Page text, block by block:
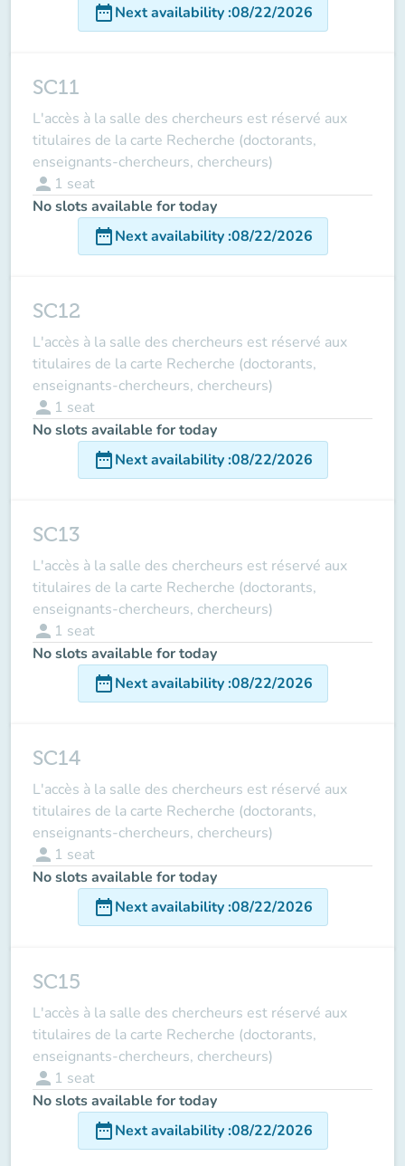
date_rangeNext availability:08/22/2026
SC11
L'accès à la salle des chercheurs est réservé aux
titulaires de la carte Recherche (doctorants,
enseignants-chercheurs, chercheurs)
person 1 seat
No slots available for today
date_rangeNext availability:08/22/2026
SC12
L'accès à la salle des chercheurs est réservé aux
titulaires de la carte Recherche (doctorants,
enseignants-chercheurs, chercheurs)
person 1 seat
No slots available for today
date_rangeNext availability:08/22/2026
SC13
L'accès à la salle des chercheurs est réservé aux
titulaires de la carte Recherche (doctorants,
enseignants-chercheurs, chercheurs)
person 1 seat
No slots available for today
date_rangeNext availability:08/22/2026
SC14
L'accès à la salle des chercheurs est réservé aux
titulaires de la carte Recherche (doctorants,
enseignants-chercheurs, chercheurs)
person 1 seat
No slots available for today
date_rangeNext availability:08/22/2026
SC15
L'accès à la salle des chercheurs est réservé aux
titulaires de la carte Recherche (doctorants,
enseignants-chercheurs, chercheurs)
person 1 seat
No slots available for today
date_rangeNext availability:08/22/2026